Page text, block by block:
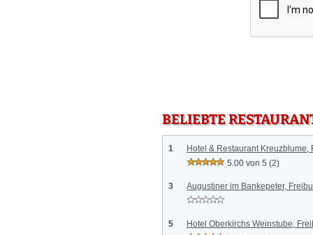
BELIEBTE
1
Hotel & Restaurant Kreuzblume,
5.00 von 5 (2)
3 Augustiner im Bankepeter,
5
Hotel Oberkirchs Weinstube,